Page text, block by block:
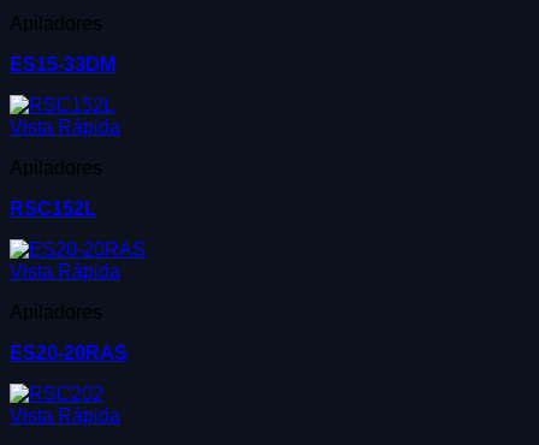
Apiladores
ES15-33DM
Vista Rápida
Apiladores
RSC152L
Vista Rápida
Apiladores
ES20-20RAS
Vista Rápida